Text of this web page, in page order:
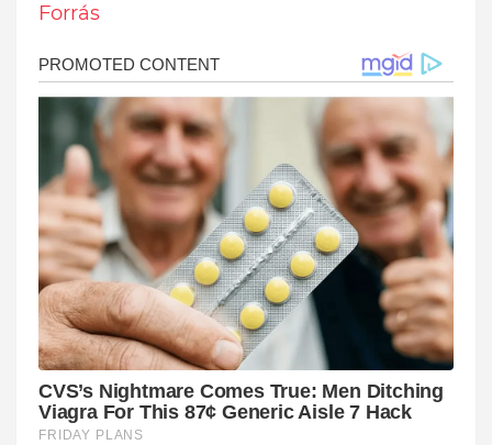
Forrás